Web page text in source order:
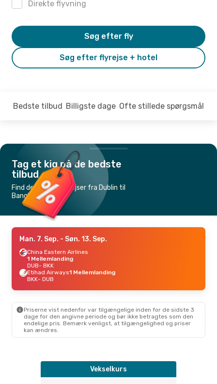
Direkte flyvning
Søg efter flyrejse + hotel
Søg efter fly
Bedste tilbud Billigste dage Ofte stillede spørgsmål
Tag et kig på de bedste
tilbud
Find de billigste flyrejser fra Dublin til
Bangkok
Man. 7. Sep. - Søn. 13. Sep.
China Eastern Airlines
1 Mellemlanding
DUB- BKK
Etihad Airways1 Mellemlanding
BKK- DUB
Priserne vist nedenfor var tilgængelige inden for de sidste 3
dage for den angivne periode og bør ikke betragtes som den
endelige pris. Bemærk venligst, at tilgængelighed og priser
kan ændres.
Vekselkurs